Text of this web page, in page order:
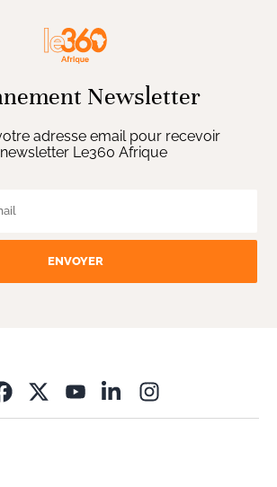
Newsletter
adresse email pour recevoir
Le360 Afrique
ENVOYER